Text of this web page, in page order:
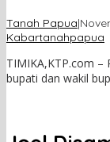
Tanah Papua|
Kabartanahpapua
TIMIKA,KTP.com
bupati dan wakil